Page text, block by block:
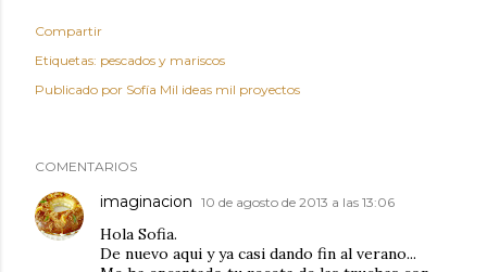
Compartir
Etiquetas: pescados y mariscos
Publicado por Sofía Mil ideas mil proyectos
COMENTARIOS
imaginacion 10 de agosto de 2013 a las 13:06
Hola Sofia.
De nuevo aqui y ya casi dando fin al verano...